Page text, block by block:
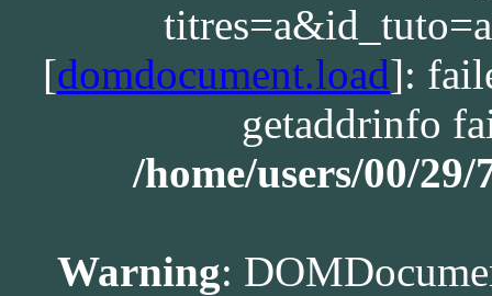
[domdocument.load]:
getaddrinfo
/home/users/00/
Warning: